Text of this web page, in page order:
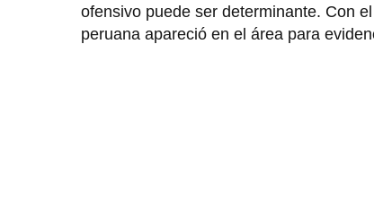
ofensivo puede ser determinante. Con
peruana apareció en el área para